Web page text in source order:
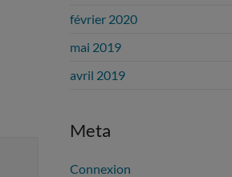
février 2020
mai 2019
avril 2019
Meta
Connexion